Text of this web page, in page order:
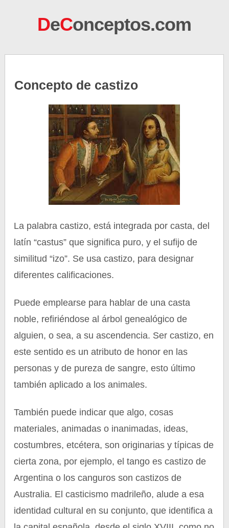
DeConceptos.com
Concepto de castizo
La palabra castizo, está integrada por casta, del
latín “castus” que significa puro, y el sufijo de
similitud “izo”. Se usa castizo, para designar
diferentes calificaciones.
Puede emplearse para hablar de una casta
noble, refiriéndose al árbol genealógico de
alguien, o sea, a su ascendencia. Ser castizo, en
este sentido es un atributo de honor en las
personas y de pureza de sangre, esto último
también aplicado a los animales.
También puede indicar que algo, cosas
materiales, animadas o inanimadas, ideas,
costumbres, etcétera, son originarias y típicas de
cierta zona, por ejemplo, el tango es castizo de
Argentina o los canguros son castizos de
Australia. El casticismo madrileño, alude a esa
identidad cultural en su conjunto, que identifica a